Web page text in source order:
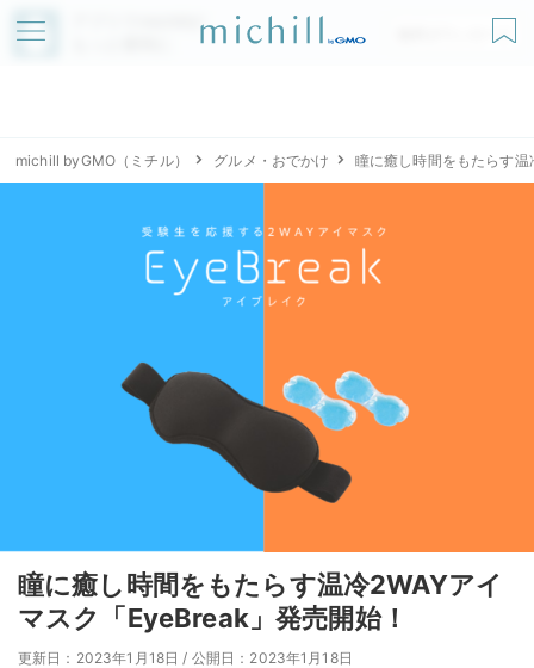
アプリでmichillが
無料ダウンロード
michill byGMO（ミチル） グルメ・おでかけ 瞳に癒し時間をもたらす
瞳に癒し時間をもたらす温冷2WAYアイ
マスク「EyeBreak」発売開始！
更新日：2023年1月18日 / 公開日：2023年1月18日